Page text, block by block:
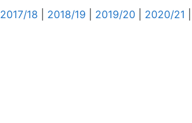
2017/18 2018/19 2019/20 2020/21